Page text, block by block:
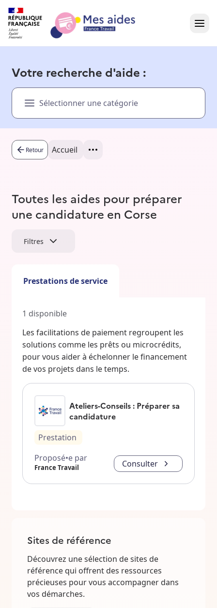
Présentation vidéo
Besoin d'aide ?
Votre recherche d'aide :
Sélectionner une catégorie
Retour Accueil
Toutes les aides pour préparer
une candidature en Corse
Filtres
Prestations de service
1 disponible
Les facilitations de paiement regroupent les
solutions comme les prêts ou microcrédits,
pour vous aider à échelonner le financement
de vos projets dans le temps.
Ateliers-Conseils : Préparer sa
candidature
Prestation
Proposé•e par
France Travail Consulter
Sites de référence
Découvrez une sélection de sites de
référence qui offrent des ressources
précieuses pour vous accompagner dans
vos démarches.